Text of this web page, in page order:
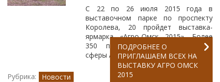
С 22 по 26 июля 2015 года в
выставочном парке по проспекту
Королева, 20 пройдет выставка-
ярмарка «Агро-Омск 2015». Более
350 предприятий и организаций
сферы АПК из 18 регионов России.
Рубрика: Новости
ПОДРОБНЕЕ О
ПРИГЛАШАЕМ ВСЕХ НА
ВЫСТАВКУ АГРО ОМСК
2015